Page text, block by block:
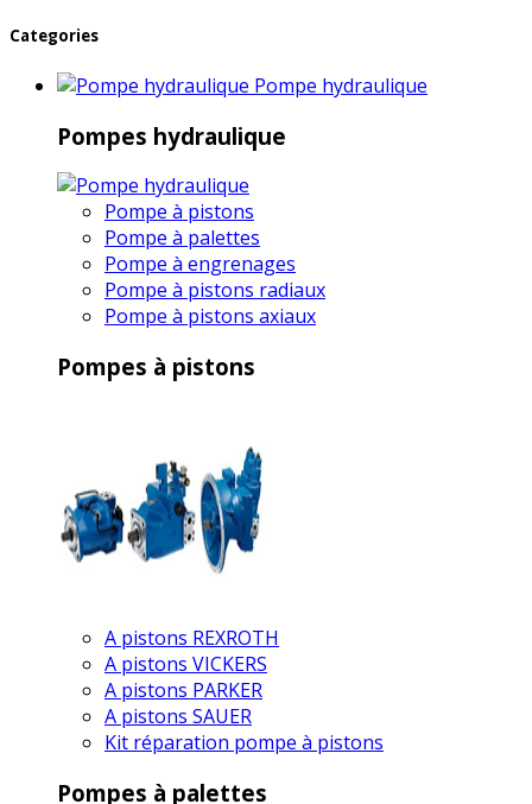
Categories
Pompe hydraulique
Pompes hydraulique
Pompe à pistons
Pompe à palettes
Pompe à engrenages
Pompe à pistons radiaux
Pompe à pistons axiaux
Pompes à pistons
A pistons REXROTH
A pistons VICKERS
A pistons PARKER
A pistons SAUER
Kit réparation pompe à pistons
Pompes à palettes